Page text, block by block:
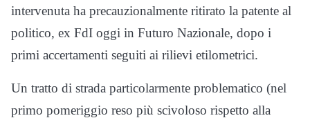
intervenuta ha precauzionalmente ritirato la patente al
politico, ex FdI oggi in Futuro Nazionale, dopo i
primi accertamenti seguiti ai rilievi etilometrici.
Un tratto di strada particolarmente problematico (nel
primo pomeriggio reso più scivoloso rispetto alla